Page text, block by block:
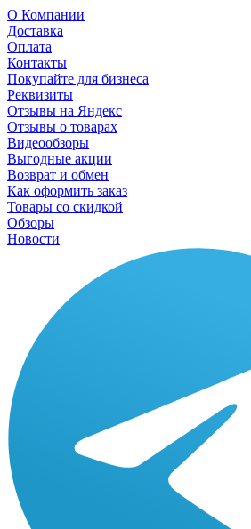
О Компании
Доставка
Оплата
Контакты
Покупайте для бизнеса
Реквизиты
Отзывы на Яндекс
Отзывы о товарах
Видеообзоры
Выгодные акции
Возврат и обмен
Как оформить заказ
Товары со скидкой
Обзоры
Новости